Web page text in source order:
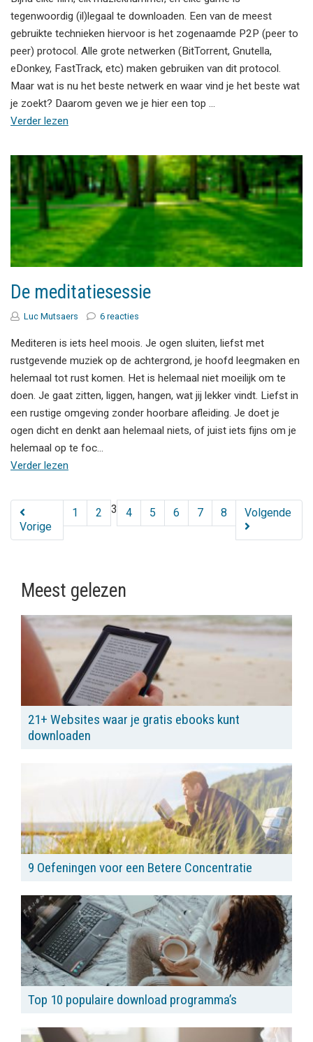
tegenwoordig (il)legaal te downloaden. Een van de meest
gebruikte technieken hiervoor is het zogenaamde P2P (peer to
peer) protocol. Alle grote netwerken (BitTorrent, Gnutella,
eDonkey, FastTrack, etc) maken gebruiken van dit protocol.
Maar wat is nu het beste netwerk en waar vind je het beste wat
je zoekt? Daarom geven we je hier een top …
Verder lezen
De meditatiesessie
Luc Mutsaers 6 reacties
Mediteren is iets heel moois. Je ogen sluiten, liefst met
rustgevende muziek op de achtergrond, je hoofd leegmaken en
helemaal tot rust komen. Het is helemaal niet moeilijk om te
doen. Je gaat zitten, liggen, hangen, wat jij lekker vindt. Liefst in
een rustige omgeving zonder hoorbare afleiding. Je doet je
ogen dicht en denkt aan helemaal niets, of juist iets fijns om je
helemaal op te foc…
Verder lezen
Vorige
1 2 3 4 5 6 7 8 Volgende
Meest gelezen
21+ Websites waar je gratis ebooks kunt
downloaden
9 Oefeningen voor een Betere Concentratie
Top 10 populaire download programma’s